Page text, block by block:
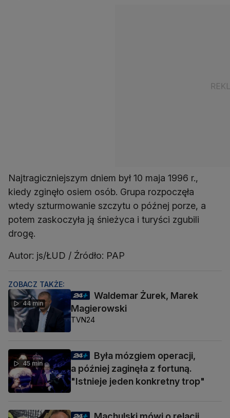
Najtragiczniejszym dniem był 10 maja 1996 r.,
kiedy zginęło osiem osób. Grupa rozpoczęła
wtedy szturmowanie szczytu o późnej porze, a
potem zaskoczyła ją śnieżyca i turyści zgubili
drogę.
Autor: js/ŁUD / Źródło: PAP
ZOBACZ TAKŻE:
44 min
Waldemar Żurek, Marek
Magierowski
TVN24
45 min
Była mózgiem operacji,
a później zaginęła z fortuną.
"Istnieje jeden konkretny trop"